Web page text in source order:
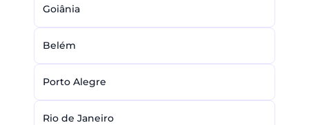
Goiânia
Belém
Porto Alegre
Rio de Janeiro